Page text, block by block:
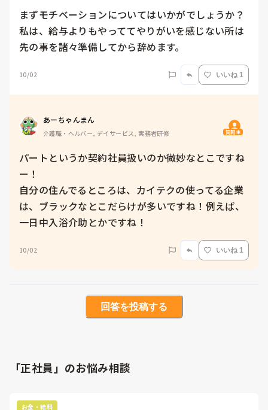
まずモチベーションについてはいかがでしょうか？
私は、給与よりもやっててやりがいを感じない所は
先の事を諸々準備してから辞めます。
10/02 いいね 1
あーちゃんまん
介護職・ヘルパー, デイサービス, 実務者研修 質問主
パートというか契約社員扱いのか微妙なとこですね
ー！
自分の住んでるところは、カイテクの使ってる企業
は、ブラックなとこだらけが多いですね！例えば、
一日中入浴介助とかですね！
10/02 いいね 1
回答を投稿する
「正社員」のお悩み相談
お金・給料